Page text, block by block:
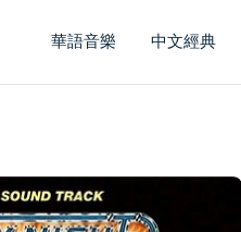
華語音樂 中文經典